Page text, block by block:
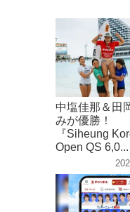
中塩佳那＆田
みが優勝！
『Siheung
Open QS 6,0...